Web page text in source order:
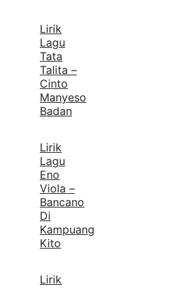
Lirik
Lagu
Tata
Talita –
Cinto
Manyeso
Badan
Lirik
Lagu
Eno
Viola –
Bancano
Di
Kampuang
Kito
Lirik